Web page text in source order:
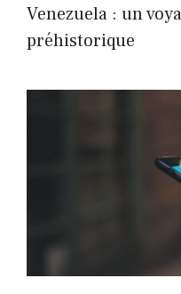
Venezuela : un
préhistorique